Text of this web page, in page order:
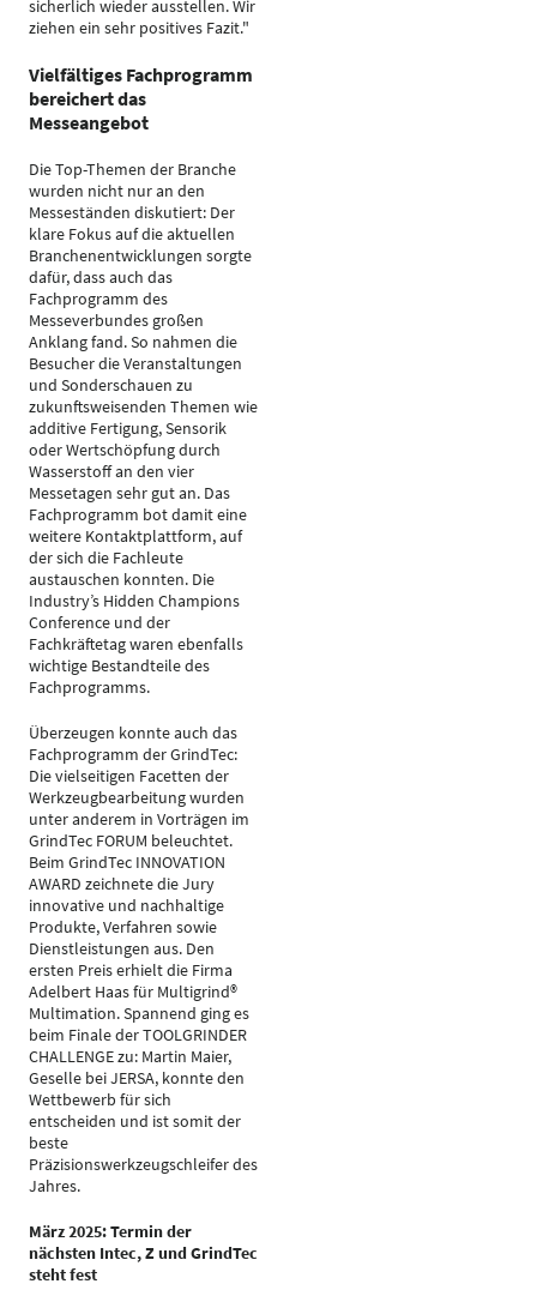
sicherlich wieder ausstellen. Wir
ziehen ein sehr positives Fazit."
Vielfältiges Fachprogramm
bereichert das
Messeangebot
Die Top-Themen der Branche
wurden nicht nur an den
Messeständen diskutiert: Der
klare Fokus auf die aktuellen
Branchenentwicklungen sorgte
dafür, dass auch das
Fachprogramm des
Messeverbundes großen
Anklang fand. So nahmen die
Besucher die Veranstaltungen
und Sonderschauen zu
zukunftsweisenden Themen wie
additive Fertigung, Sensorik
oder Wertschöpfung durch
Wasserstoff an den vier
Messetagen sehr gut an. Das
Fachprogramm bot damit eine
weitere Kontaktplattform, auf
der sich die Fachleute
austauschen konnten. Die
Industry’s Hidden Champions
Conference und der
Fachkräftetag waren ebenfalls
wichtige Bestandteile des
Fachprogramms.
Überzeugen konnte auch das
Fachprogramm der GrindTec:
Die vielseitigen Facetten der
Werkzeugbearbeitung wurden
unter anderem in Vorträgen im
GrindTec FORUM beleuchtet.
Beim GrindTec INNOVATION
AWARD zeichnete die Jury
innovative und nachhaltige
Produkte, Verfahren sowie
Dienstleistungen aus. Den
ersten Preis erhielt die Firma
Adelbert Haas für Multigrind®
Multimation. Spannend ging es
beim Finale der TOOLGRINDER
CHALLENGE zu: Martin Maier,
Geselle bei JERSA, konnte den
Wettbewerb für sich
entscheiden und ist somit der
beste
Präzisionswerkzeugschleifer des
Jahres.
März 2025: Termin der
nächsten Intec, Z und GrindTec
steht fest